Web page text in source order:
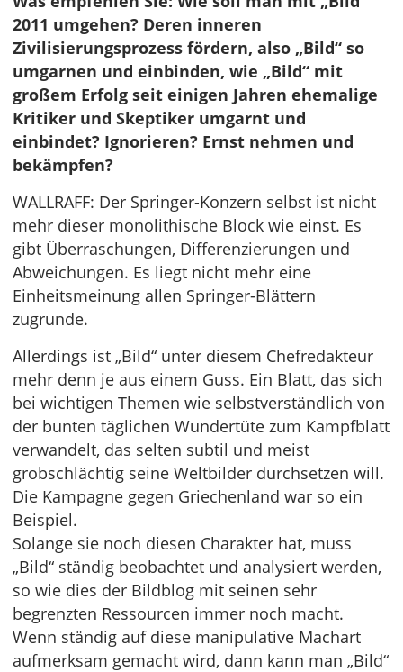
2011 umgehen? Deren inneren
Zivilisierungsprozess fördern, also „Bild“ so
umgarnen und einbinden, wie „Bild“ mit
großem Erfolg seit einigen Jahren ehemalige
Kritiker und Skeptiker umgarnt und
einbindet? Ignorieren? Ernst nehmen und
bekämpfen?
WALLRAFF: Der Springer-Konzern selbst ist nicht
mehr dieser monolithische Block wie einst. Es
gibt Überraschungen, Differenzierungen und
Abweichungen. Es liegt nicht mehr eine
Einheitsmeinung allen Springer-Blättern
zugrunde.
Allerdings ist „Bild“ unter diesem Chefredakteur
mehr denn je aus einem Guss. Ein Blatt, das sich
bei wichtigen Themen wie selbstverständlich von
der bunten täglichen Wundertüte zum Kampfblatt
verwandelt, das selten subtil und meist
grobschlächtig seine Weltbilder durchsetzen will.
Die Kampagne gegen Griechenland war so ein
Beispiel.
Solange sie noch diesen Charakter hat, muss
„Bild“ ständig beobachtet und analysiert werden,
so wie dies der Bildblog mit seinen sehr
begrenzten Ressourcen immer noch macht.
Wenn ständig auf diese manipulative Machart
aufmerksam gemacht wird, dann kann man „Bild“